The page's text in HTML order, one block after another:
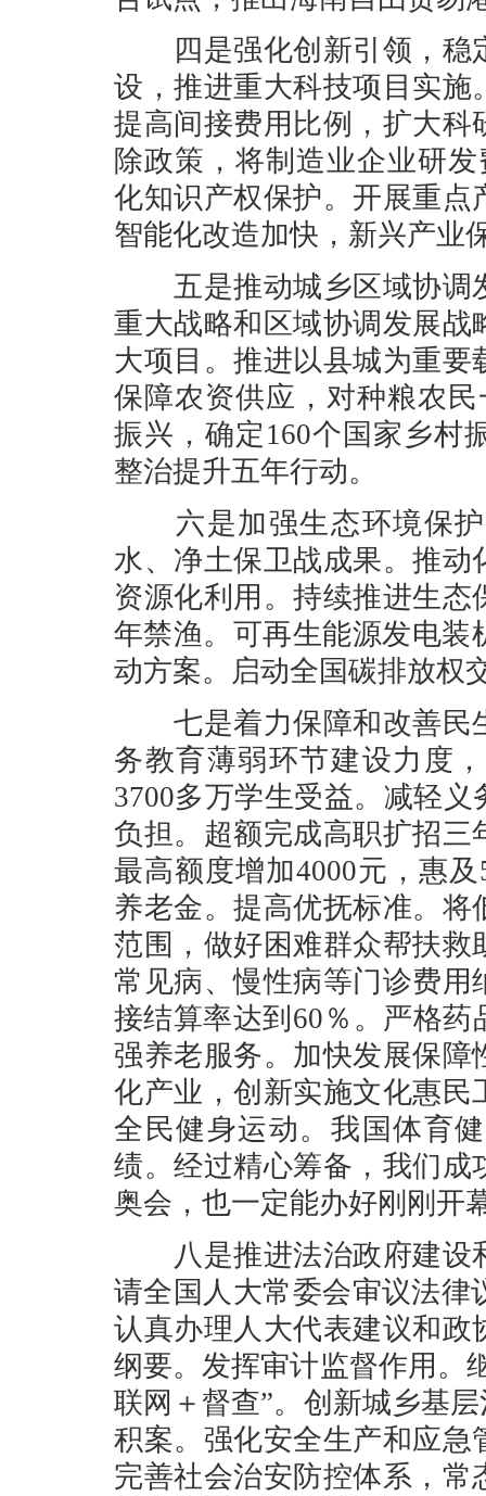
四是强化创新引领，稳
设，推进重大科技项目实
提高间接费用比例，扩大
除政策，将制造业企业研
化知识产权保护。开展重
智能化改造加快，新兴产业
五是推动城乡区域协调
重大战略和区域协调发展
大项目。推进以县城为重
保障农资供应，对种粮农
振兴，确定160个国家乡村
整治提升五年行动。
六是加强生态环境保护
水、净土保卫战成果。推
资源化利用。持续推进生
年禁渔。可再生能源发电装
动方案。启动全国碳排放权
七是着力保障和改善民
务教育薄弱环节建设力度
3700多万学生受益。减轻
负担。超额完成高职扩招
最高额度增加4000元，惠
养老金。提高优抚标准。
范围，做好困难群众帮扶
常见病、慢性病等门诊费
接结算率达到60％。严格
强养老服务。加快发展保
化产业，创新实施文化惠
全民健身运动。我国体育
绩。经过精心筹备，我们
奥会，也一定能办好刚刚开
八是推进法治政府建设
请全国人大常委会审议法律
认真办理人大代表建议和
纲要。发挥审计监督作用。
联网＋督查”。创新城乡基
积案。强化安全生产和应
完善社会治安防控体系，